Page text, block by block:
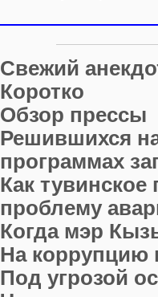
Свежий
Коротко
Обзор прессы
Решившихся
программах
Как
проблему
Когда мэр
На коррупцию
Под угрозой